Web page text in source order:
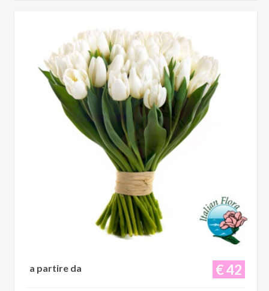
€ 42
a partire da